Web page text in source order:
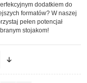
dodatkiem do
formatów? W naszej
pełen potencjał
stojakom!